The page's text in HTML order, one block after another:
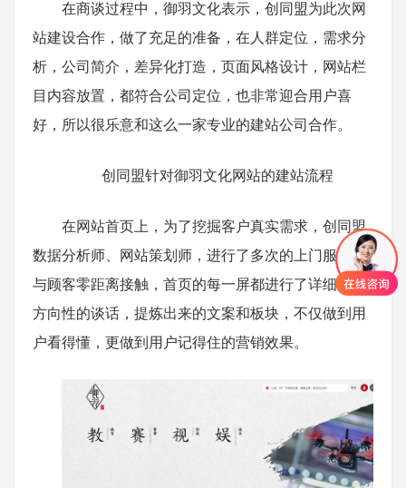
在商谈过程中，御羽文化表示，创同盟为此次网
站建设合作，做了充足的准备，在人群定位，需求分
析，公司简介，差异化打造，页面风格设计，网站栏
目内容放置，都符合公司定位，也非常迎合用户喜
好，所以很乐意和这么一家专业的建站公司合作。
创同盟针对御羽文化网站的建站流程
在网站首页上，为了挖掘客户真实需求，创同盟
数据分析师、网站策划师，进行了多次的上门服务，
与顾客零距离接触，首页的每一屏都进行了详细而有
方向性的谈话，提炼出来的文案和板块，不仅做到用
户看得懂，更做到用户记得住的营销效果。